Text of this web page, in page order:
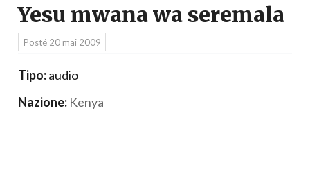
Yesu mwana wa seremala
Posté 20 mai 2009
Tipo:audio
Nazione: Kenya